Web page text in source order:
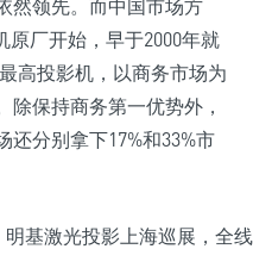
然领先。而中国市场方
原厂开始，早于2000年就
高投影机，以商务市场为
保持商务第一优势外，
还分别拿下17%和33%市